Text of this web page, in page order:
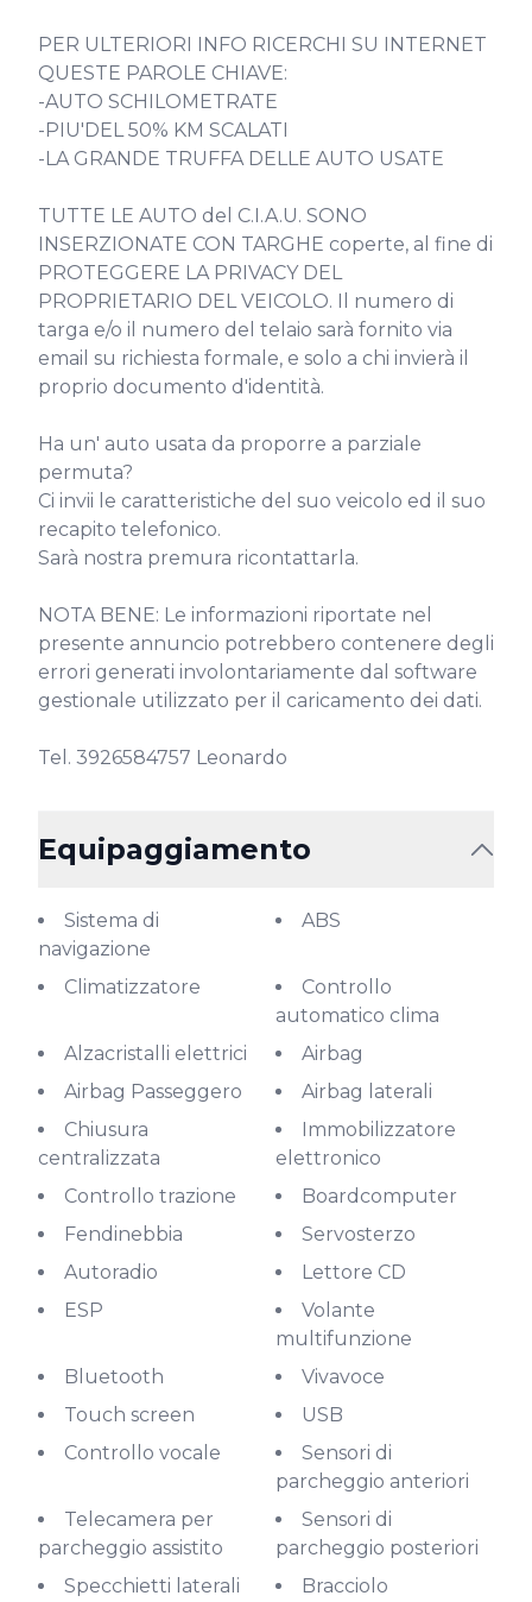
PER ULTERIORI INFO RICERCHI SU INTERNET
QUESTE PAROLE CHIAVE:
-AUTO SCHILOMETRATE
-PIU'DEL 50% KM SCALATI
-LA GRANDE TRUFFA DELLE AUTO USATE
TUTTE LE AUTO del C.I.A.U. SONO
INSERZIONATE CON TARGHE coperte, al fine di
PROTEGGERE LA PRIVACY DEL
PROPRIETARIO DEL VEICOLO. Il numero di
targa e/o il numero del telaio sarà fornito via
email su richiesta formale, e solo a chi invierà il
proprio documento d'identità.
Ha un' auto usata da proporre a parziale
permuta?
Ci invii le caratteristiche del suo veicolo ed il suo
recapito telefonico.
Sarà nostra premura ricontattarla.
NOTA BENE: Le informazioni riportate nel
presente annuncio potrebbero contenere degli
errori generati involontariamente dal software
gestionale utilizzato per il caricamento dei dati.
Tel. 3926584757 Leonardo
Equipaggiamento
Sistema di
navigazione
ABS
Climatizzatore
Controllo
automatico clima
Alzacristalli elettrici
Airbag
Airbag Passeggero
Airbag laterali
Chiusura
centralizzata
Immobilizzatore
elettronico
Controllo trazione
Boardcomputer
Fendinebbia
Servosterzo
Autoradio
Lettore CD
ESP
Volante
multifunzione
Bluetooth
Vivavoce
Touch screen
USB
Controllo vocale
Sensori di
parcheggio anteriori
Telecamera per
parcheggio assistito
Sensori di
parcheggio posteriori
Specchietti laterali
Bracciolo